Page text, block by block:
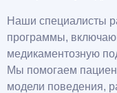
Наши специалисты
программы,
медикаментозную
Мы помогаем
модели поведения,